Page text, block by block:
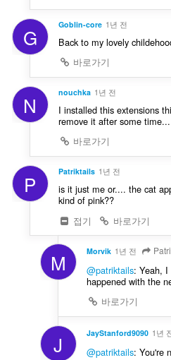
G Goblin-core 1년 전
Back to my lovely
바로가기
N nouchka 1년 전
I installed this extensions
remove it after some
바로가기
P Patriktails 1년 전
is it just me or.... the cat
kind of pink??
접기
바로가기
M Morvik 1년 전
@patriktails: Yeah, I
happened with the
바로가기
J JayStanford9090 1년
@patriktails: You're